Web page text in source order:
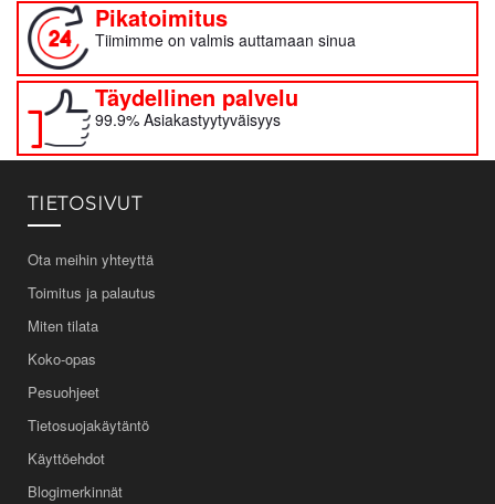
Pikatoimitus
Tiimimme on valmis auttamaan sinua
Täydellinen palvelu
99.9% Asiakastyytyväisyys
TIETOSIVUT
Ota meihin yhteyttä
Toimitus ja palautus
Miten tilata
Koko-opas
Pesuohjeet
Tietosuojakäytäntö
Käyttöehdot
Blogimerkinnät